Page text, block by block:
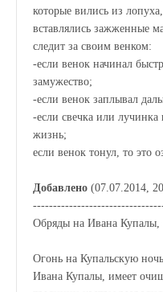
которые вились из
вставлялись зажженные
следит за своим венком:
-если венок начинал
замужество;
-если венок заплывал
-если свечка или лучинка
жизнь;
если венок тонул, то это
Добавлено (07.07.2014,
Обряды на Ивана Купалы,
Огонь на Купальскую
Ивана Купалы, имеет